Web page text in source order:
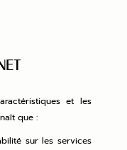
et les
que :
sur les services